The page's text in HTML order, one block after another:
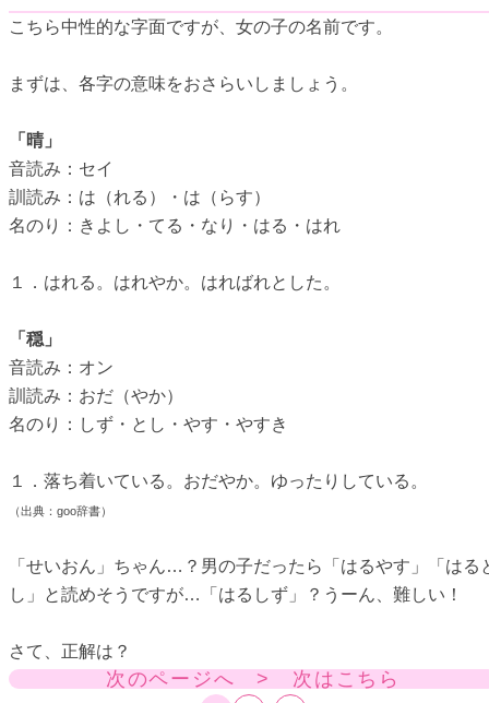
こちら中性的な字面ですが、女の子の名前です。
まずは、各字の意味をおさらいしましょう。
「晴」
音読み：セイ
訓読み：は（れる）・は（らす）
名のり：きよし・てる・なり・はる・はれ
１．はれる。はれやか。はればれとした。
「穏」
音読み：オン
訓読み：おだ（やか）
名のり：しず・とし・やす・やすき
１．落ち着いている。おだやか。ゆったりしている。
（出典：goo辞書）
「せいおん」ちゃん…？男の子だったら「はるやす」「はる
し」と読めそうですが…「はるしず」？うーん、難しい！
さて、正解は？
次のページへ > 次はこちら